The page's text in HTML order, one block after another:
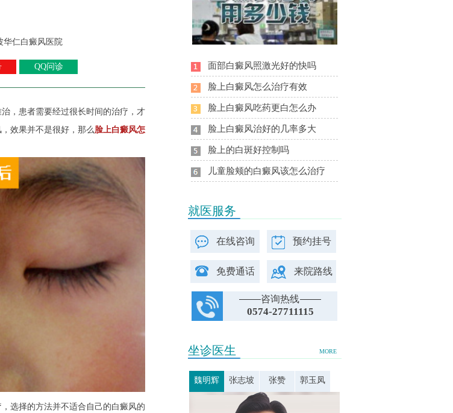
华仁白癜风医院
QQ问诊
，患者需要经过很长时间的治疗，才
效果并不是很好，那么脸上白癜风怎
选择的方法并不适合自己的白癜风的
面部白癜风照激光好的快吗
脸上白癜风怎么治疗有效
脸上白癜风吃药更白怎么办
脸上白癜风治好的几率多大
脸上的白斑好控制吗
儿童脸颊的白癜风该怎么治疗
就医服务
在线咨询 预约挂号
免费通话 来院路线
咨询热线
0574-27711115
MORE
坐诊医生
魏明辉 张志坡 张赞 郭玉凤